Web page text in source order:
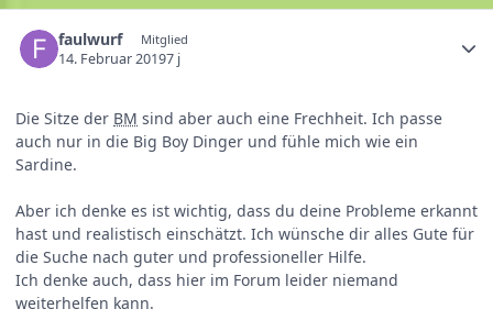
faulwurf Mitglied
14. Februar 20197 j
Die Sitze der BM sind aber auch eine Frechheit. Ich passe
auch nur in die Big Boy Dinger und fühle mich wie ein
Sardine.
Aber ich denke es ist wichtig, dass du deine Probleme erkannt
hast und realistisch einschätzt. Ich wünsche dir alles Gute für
die Suche nach guter und professioneller Hilfe.
Ich denke auch, dass hier im Forum leider niemand
weiterhelfen kann.